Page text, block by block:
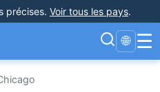
précises. Voir tous les pays.
🌐 ☰